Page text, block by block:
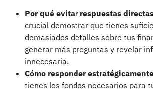
Por qué evitar respuestas
crucial demostrar que tienes
demasiados detalles sobre tus
generar más preguntas y revelar
innecesaria.
Cómo responder
tienes los fondos necesarios para